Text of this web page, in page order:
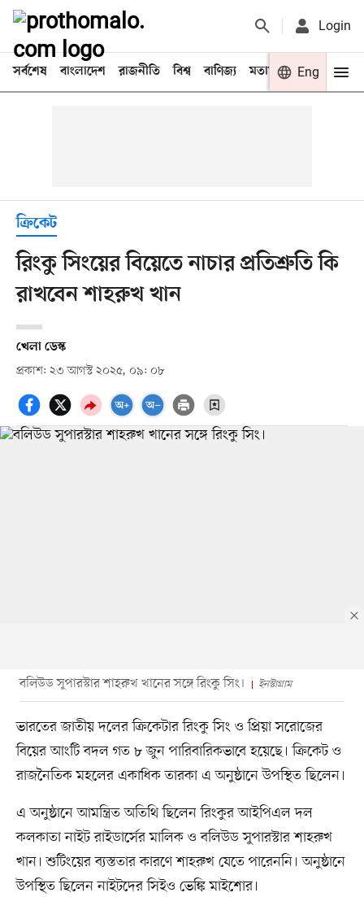
Login
সর্বশেষ বাংলাদেশ রাজনীতি বিশ্ব বাণিজ্য মতামত খেলা
Eng
ক্রিকেট
রিংকু সিংয়ের বিয়েতে নাচার প্রতিশ্রুতি কি
রাখবেন শাহরুখ খান
খেলা ডেস্ক
প্রকাশ: ২৩ আগস্ট ২০২৫, ০৯: ০৮
বলিউড সুপারস্টার শাহরুখ খানের সঙ্গে রিংকু সিং। ইনস্টাগ্রাম
ভারতের জাতীয় দলের ক্রিকেটার রিংকু সিং ও প্রিয়া সরোজের
বিয়ের আংটি বদল গত ৮ জুন পারিবারিকভাবে হয়েছে। ক্রিকেট ও
রাজনৈতিক মহলের একাধিক তারকা এ অনুষ্ঠানে উপস্থিত ছিলেন।
এ অনুষ্ঠানে আমন্ত্রিত অতিথি ছিলেন রিংকুর আইপিএল দল
কলকাতা নাইট রাইডার্সের মালিক ও বলিউড সুপারস্টার শাহরুখ
খান। শুটিংয়ের ব্যস্ততার কারণে শাহরুখ যেতে পারেননি। অনুষ্ঠানে
উপস্থিত ছিলেন নাইটদের সিইও ভেঙ্কি মাইশোর।